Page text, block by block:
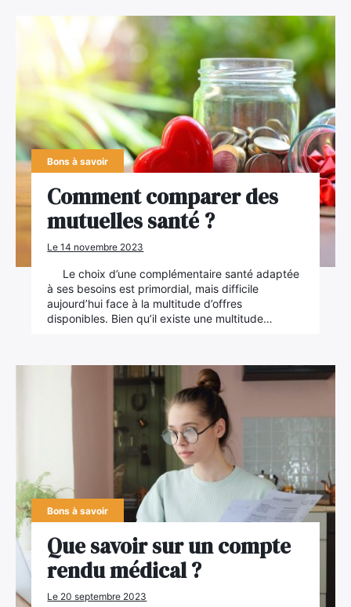
Bons à savoir
Comment comparer des
mutuelles santé ?
Le 14 novembre 2023
Le choix d’une complémentaire santé adaptée
à ses besoins est primordial, mais difficile
aujourd’hui face à la multitude d’offres
disponibles. Bien qu’il existe une multitude…
Bons à savoir
Que savoir sur un compte
rendu médical ?
Le 20 septembre 2023